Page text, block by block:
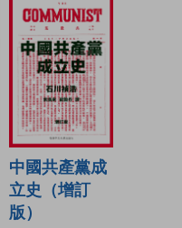
中國共產黨成
立史（增訂
版）